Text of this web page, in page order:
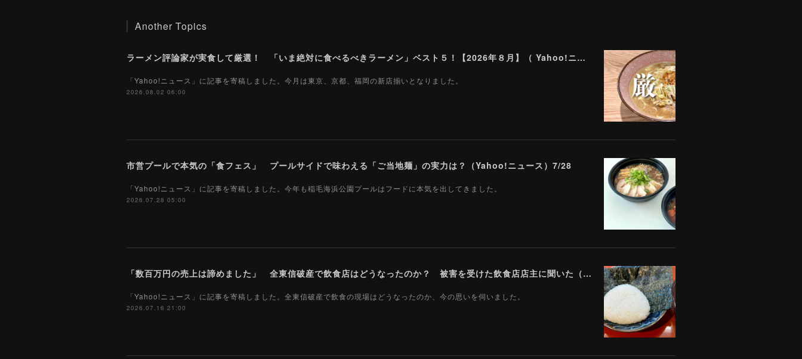
Another Topics
ラーメン評論家が実食して厳選！ 「いま絶対に食べるべきラーメン」ベスト５！【2026年８月】（ Yahoo!ニュース）8/2
「Yahoo!ニュース」に記事を寄稿しました。今月は東京、京都、福岡の新店揃いとなりました。
2026.08.02 06:00
市営プールで本気の「食フェス」 プールサイドで味わえる「ご当地麺」の実力は？（Yahoo!ニュース）7/28
「Yahoo!ニュース」に記事を寄稿しました。今年も稲毛海浜公園プールはフードに本気を出してきました。
2026.07.28 05:00
「数百万円の売上は諦めました」 全東信破産で飲食店はどうなったのか？ 被害を受けた飲食店店主に聞いた（Yahoo!ニュース）7/17
「Yahoo!ニュース」に記事を寄稿しました。全東信破産で飲食の現場はどうなったのか、今の思いを伺いました。
2026.07.16 21:00